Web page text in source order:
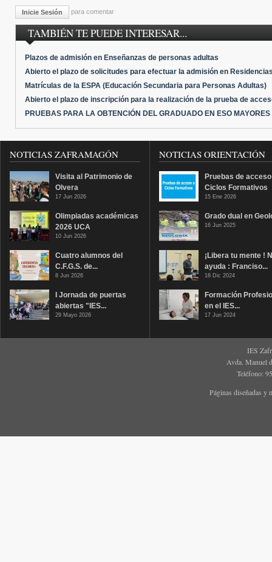
Inicie Sesión para comentar
TAMBIÉN TE PUEDE INTERESAR...
Plazos de admisión en Enseñanzas de personas adultas
Abierto el plazo de solicitudes para efectuar la admisión en
Matrículas de la ESPA (Educación Secundaria para Personas Adultas)
Abierto el plazo de inscripción para la realización de la prueba de
PRUEBAS PARA LA OBTENCIÓN DEL GRADUADO EN ESO
NOTICIAS ZAFRAMAGÓN
Visita al Patrimonio de
Olvera
17 Jun 2026
Olimpiadas académicas
2026 UCA
10 Jun 2026
Cuatro alumnos del
C.F.G.S. de...
8 Jun 2026
I Jornada de puertas
abiertas "IES...
29 Mayo 2026
NOTICIAS ORIENTACIÓN
Pruebas de
Ciclos Formativos
15 Ene 2026
Grado dual en
16 Jun 2025
¡Libera tu mente !
ayuda : Franciso...
18 Dic 2024
Formación
en el IES...
17 Jun 2024
IES
Avda. Manuel
Teléfono:
Páginas diseñadas y